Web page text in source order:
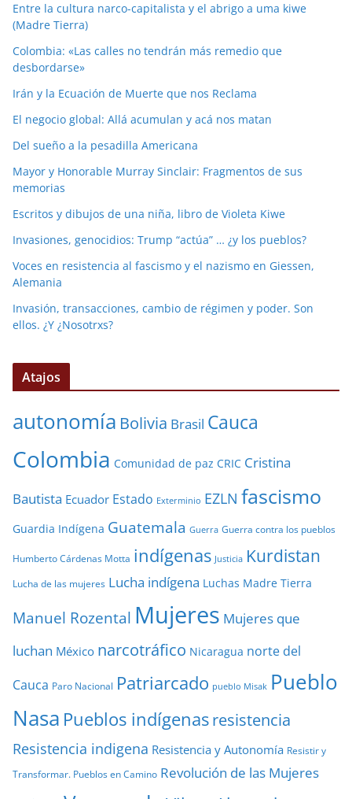
Entre la cultura narco-capitalista y el abrigo a uma kiwe
(Madre Tierra)
Colombia: «Las calles no tendrán más remedio que
desbordarse»
Irán y la Ecuación de Muerte que nos Reclama
El negocio global: Allá acumulan y acá nos matan
Del sueño a la pesadilla Americana
Mayor y Honorable Murray Sinclair: Fragmentos de sus
memorias
Escritos y dibujos de una niña, libro de Violeta Kiwe
Invasiones, genocidios: Trump “actúa” … ¿y los pueblos?
Voces en resistencia al fascismo y el nazismo en Giessen,
Alemania
Invasión, transacciones, cambio de régimen y poder. Son
ellos. ¿Y ¿Nosotrxs?
Atajos
autonomía Bolivia Brasil Cauca
Colombia Comunidad de paz CRIC Cristina
Bautista Ecuador Estado Exterminio EZLN fascismo
Guardia Indígena Guatemala Guerra Guerra contra los pueblos
Humberto Cárdenas Motta indígenas Justicia Kurdistan
Lucha de las mujeres Lucha indígena Luchas Madre Tierra
Manuel Rozental Mujeres Mujeres que
luchan México narcotráfico Nicaragua norte del
Cauca Paro Nacional Patriarcado pueblo Misak Pueblo
Nasa Pueblos indígenasresistencia
Resistencia indigena Resistencia y Autonomía Resistir y
Transformar. Pueblos en Camino Revolución de las Mujeres